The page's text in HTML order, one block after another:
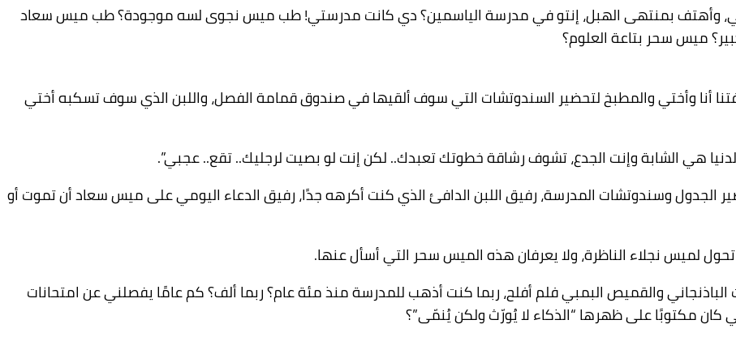
وأهتف بمنتهى الهبل، إنتو في مدرسة الياسمين؟ دي كانت مدرستي! طب ميس نجوى لسه موجودة؟ طب ميس سعاد
ميس سحر بتاعة العلوم؟
أنا وأختي والمطبخ لتحضير السندوتشات التي سوف ألقيها في صندوق قمامة الفصل، واللبن الذي سوف تسكبه أختي
هي الشابة وإنت الجدع، تشوف رشاقة خطوتك تعبدك.. لكن إنت لو بصيت لرجليك.. تقع.. عجبي”.
الجدول وسندوتشات المدرسة، رفيق اللبن الدافئ الذي كنت أكرهه جدًا، رفيق الدعاء اليومي على ميس سعاد أن تموت أو
لميس نجلاء الناظرة، ولا يعرفان هذه الميس سحر التي أسأل عنها.
والقميص البمبي فلم أفلح، ربما كنت أذهب للمدرسة منذ مئة عام؟ ربما ألف؟ كم عامًا يفصلني عن امتحانات
كان مكتوبًا على ظهرها “الذكاء لا يُورّث ولكن يُنمّى”؟